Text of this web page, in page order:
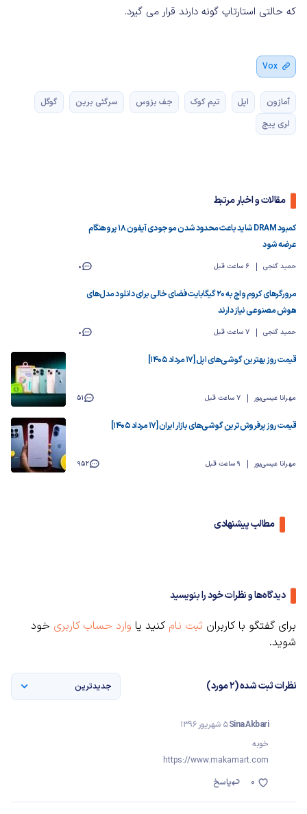
که حالتی استارتاپ گونه دارند قرار می گیرد.
Vox
آمازون اپل تیم کوک جف بزوس سرگئی برین
گوگل
لری پیج
مقالات و اخبار مرتبط
کمبود DRAM شاید باعث محدود شدن موجودی آیفون ۱۸ پرو هنگام
عرضه شود
حمید گنجی 6 ساعت قبل 0
مرورگرهای کروم و اج به ۲۰ گیگابایت فضای خالی برای دانلود مدل‌های
هوش مصنوعی نیاز دارند
حمید گنجی 7 ساعت قبل 0
قیمت روز بهترین گوشی‌های اپل [17 مرداد 1405]
مهرانا عیسی‌پور 7 ساعت قبل 51
قیمت روز پرفروش‌ترین گوشی‌های بازار ایران [17 مرداد 1405]
مهرانا عیسی‌پور 9 ساعت قبل 952
مطالب پیشنهادی
دیدگاه‌ها و نظرات خود را بنویسید
برای گفتگو با کاربران ثبت نام کنید یا وارد حساب کاربری خود
شوید.
نظرات ثبت شده (2 مورد) جدیدترین
Sina Akbari5 شهریور 1396
خوبه
https://www.makamart.com
پاسخ
0